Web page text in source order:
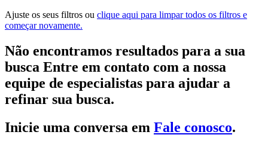
Ajuste os seus filtros ou clique aqui para limpar todos os filtros e
começar novamente.
Não encontramos resultados para a sua
busca Entre em contato com a nossa
equipe de especialistas para ajudar a
refinar sua busca.
Inicie uma conversa em Fale conosco.